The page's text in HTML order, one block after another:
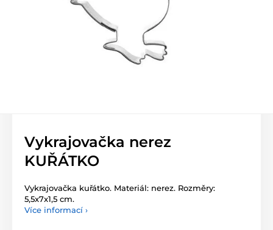
Vykrajovačka nerez
KUŘÁTKO
Vykrajovačka kuřátko. Materiál: nerez. Rozměry:
5,5x7x1,5 cm.
Více informací ›